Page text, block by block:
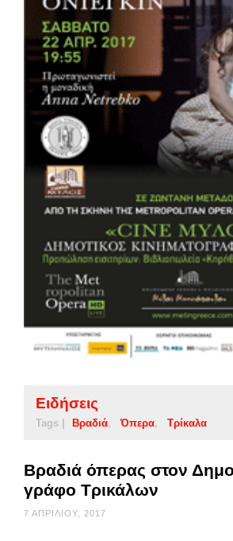
Ειδήσεις
Tags | Βραδιά Όπερα Τρίκαλα
Βραδιά όπερας στον
γράφο Τρικάλων
7 ΑΠΡΙΛΊΟΥ, 2017